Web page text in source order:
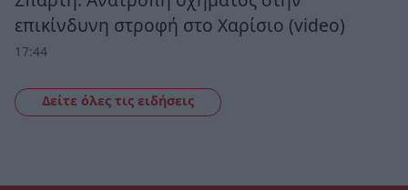
επικίνδυνη στροφή στο Χαρίσιο (video)
17:44
Δείτε όλες τις ειδήσεις